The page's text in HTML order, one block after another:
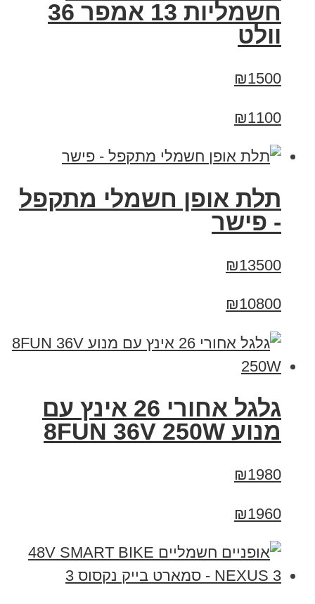
חשמליות 13 אמפר 36
וולט
₪1500
₪1100
תלת אופן חשמלי מתקפל
- פישר
₪13500
₪10800
גלגל אחורי 26 אינץ עם
מנוע 8FUN 36V 250W
₪1980
₪1960